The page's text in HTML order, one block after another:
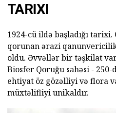
TARIXI
1924-cü ildə başladığı
qorunan ərazi
oldu. Əvvəllər bir təşkilat
Biosfer Qoruğu sahəsi -
ehtiyat öz gözəlliyi və flora
müxtəlifliyi unikaldır.